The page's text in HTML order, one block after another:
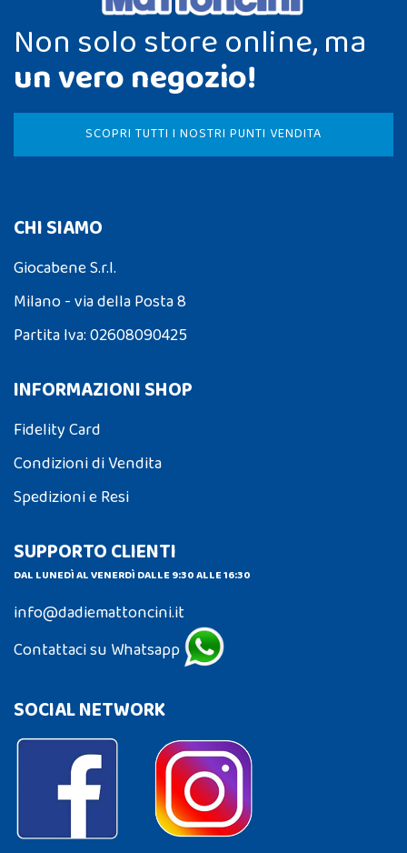
Non solo store online, ma
un vero negozio!
SCOPRI TUTTI I NOSTRI PUNTI VENDITA
CHI SIAMO
Giocabene S.r.l.
Milano - via della Posta 8
Partita Iva: 02608090425
INFORMAZIONI SHOP
Fidelity Card
Condizioni di Vendita
Spedizioni e Resi
SUPPORTO CLIENTI
DAL LUNEDÌ AL VENERDÌ DALLE 9:30 ALLE 16:30
info@dadiemattoncini.it
Contattaci su Whatsapp
SOCIAL NETWORK